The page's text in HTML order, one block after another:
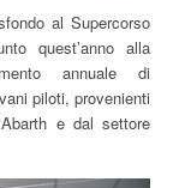
al Supercorso
quest’anno alla
annuale di
piloti, provenienti
e dal settore